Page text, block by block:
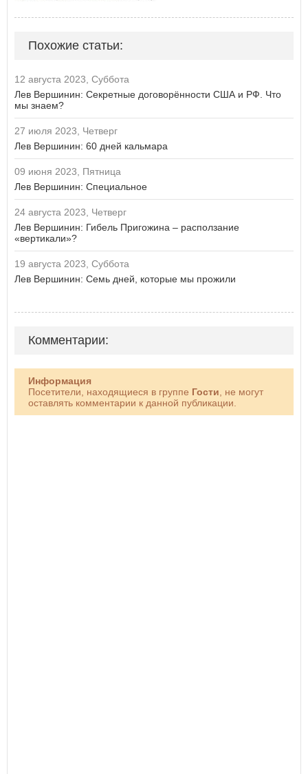
Похожие статьи:
12 августа 2023, Суббота
Лев Вершинин: Секретные договорённости США и РФ. Что
мы знаем?
27 июля 2023, Четверг
Лев Вершинин: 60 дней кальмара
09 июня 2023, Пятница
Лев Вершинин: Специальное
24 августа 2023, Четверг
Лев Вершинин: Гибель Пригожина – расползание
«вертикали»?
19 августа 2023, Суббота
Лев Вершинин: Семь дней, которые мы прожили
Комментарии:
Информация
Посетители, находящиеся в группе Гости , не могут
оставлять комментарии к данной публикации.